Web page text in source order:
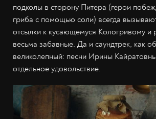
подколы в сторону Питера (герои
гриба с помощью соли) всегда
отсылки к кусающемуся Кологривому и
весьма забавные. Да и саундтрек, как
великолепный: песни Ирины
отдельное удовольствие.